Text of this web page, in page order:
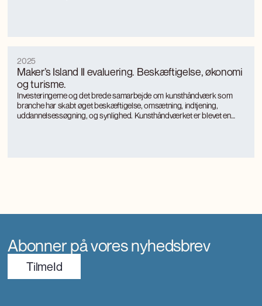
Maker’s Island II evaluering. Beskæftigelse, økonomi
og turisme.
2025
Investeringerne og det brede samarbejde om kunsthåndværk som
branche har skabt øget beskæftigelse, omsætning, indtjening,
uddannelsessøgning, og synlighed. Kunsthåndværket er blevet en
Abonner på vores nyhedsbrev
TilmeId